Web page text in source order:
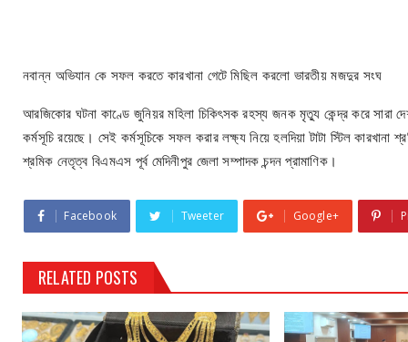
নবান্ন অভিযান কে সফল করতে কারখানা গেটে মিছিল করলো ভারতীয় মজদুর সংঘ
আরজিকোর ঘটনা কাণ্ডে জুনিয়র মহিলা চিকিৎসক রহস্য জনক মৃত্যু কেন্দ্র করে
কর্মসূচি রয়েছে। সেই কর্মসূচিকে সফল করার লক্ষ্য নিয়ে হলদিয়া টাটা স্টিল কারখানা
শ্রমিক নেতৃত্ব বিএমএস পূর্ব মেদিনীপুর জেলা সম্পাদক চন্দন প্রামাণিক।
Facebook Tweeter Google+
RELATED POSTS